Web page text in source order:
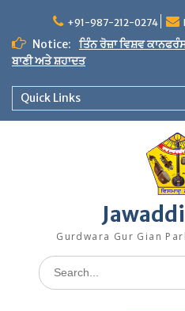
content
+91-987-212-0274
Notice:
ਤਿੰਨ ਰੋਜ਼ਾ ਵਿਸ਼ਵ
ਬਾਣੀ ਅਤੇ ਸ਼ਹਾਦਤ
Quick Links
Jawaddi
Gurdwara Gur Gian
Search
for: